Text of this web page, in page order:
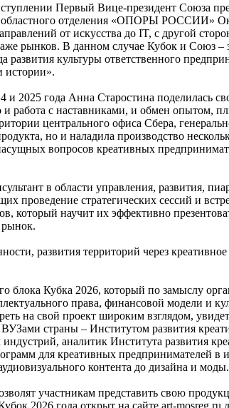
Первый Вице-президент Союза
областного отделения «ОПОРЫ РОССИИ»
от искусства до IT, с другой
рынков. В данном случае Кубок и Союз –
культуры ответственного
истории».
и 2025 года Анна Старостина поделилась
работа с наставниками, и обмен опытом,
центрального офиса Сбера,
но и наладила производство
вопросов креативных
в области управления, развития,
проведение стратегических сессий и
который научит их эффективно
рынок.
развития территорий через
Кубка 2026, который по замыслу
права, финансовой модели и
на свой проект широким взглядом,
ВУЗами страны – Институтом развития
аналитик Института развития
для креативных предпринимателей в
контента до дизайна и моды.
участникам представить свою
2026 года открыт на сайте art-mosreg.ru